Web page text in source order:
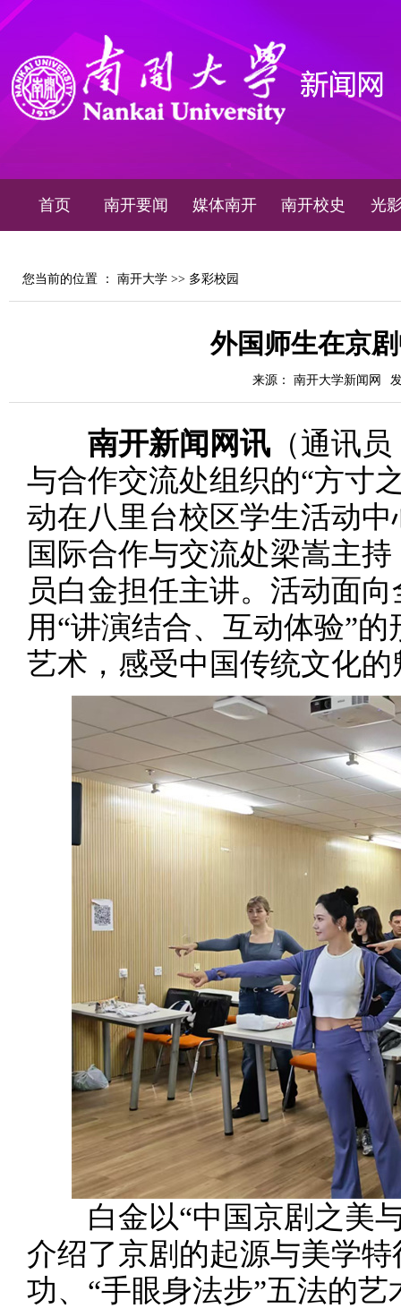
首页 南开要闻 媒体南开 南开校史 光
您当前的位置 ： 南开大学 >> 多彩校园
外国师生在京
来源： 南开大学新闻网
南开新闻网讯 （通讯
与合作交流处组织的“方寸
动在八里台校区学生活动
国际合作与交流处梁嵩主
员白金担任主讲。活动面
用“讲演结合、互动体验”
艺术，感受中国传统文化的
白金以“中国京剧之美与
介绍了京剧的起源与美学
功、“手眼身法步”五法的